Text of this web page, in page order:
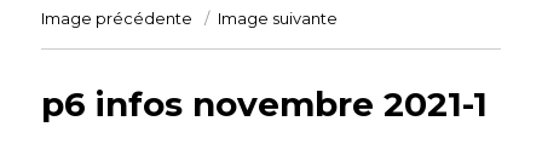
Image précédente Image suivante
p6 infos novembre 2021-1